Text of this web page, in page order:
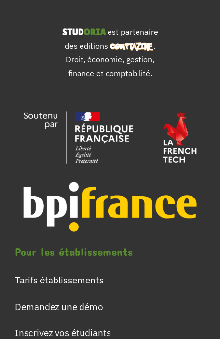
est partenaire
des éditions
.
Droit, économie, gestion,
finance et comptabilité.
Pour les établissements
Tarifs établissements
Demandez une démo
Inscrivez vos étudiants